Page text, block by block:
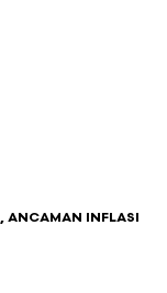
ANCAMAN INFLASI